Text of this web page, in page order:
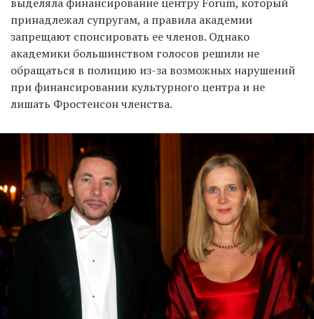
принадлежал супругам, а правила академии
запрещают спонсировать ее членов. Однако
академики большинством голосов решили не
обращаться в полицию из-за возможных нарушений
при финансировании культурного центра и не
лишать Фростенсон членства.